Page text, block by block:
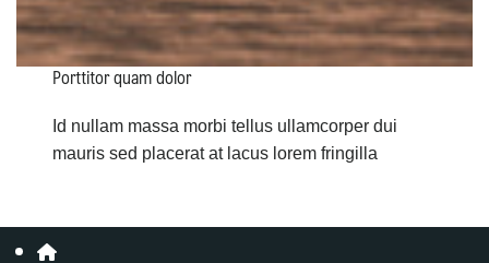
Porttitor quam dolor
Id nullam massa morbi tellus ullamcorper dui
mauris sed placerat at lacus lorem fringilla